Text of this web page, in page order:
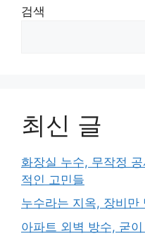
검색
최신 글
화장실 누수, 무작정
적인 고민들
누수라는 지옥, 장비만
아파트 외벽 방수, 굳